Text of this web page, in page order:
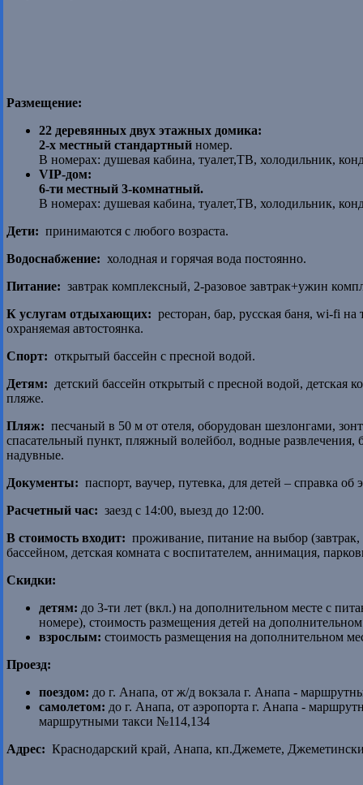
Размещение:
22 деревянных двух этажных домика:
2-х местный стандартный номер.
В номерах: душевая кабина, туалет,ТВ, холодильник,
VIP-дом:
6-ти местный 3-комнатный.
В номерах: душевая кабина, туалет,ТВ, холодильник,
Дети: принимаются с любого возраста.
Водоснабжение: холодная и горячая вода постоянно.
Питание: завтрак комплексный, 2-разовое завтрак+ужин
К услугам отдыхающих: ресторан, бар, русская баня, wi-fi
охраняемая автостоянка.
Спорт: открытый бассейн с пресной водой.
Детям: детский бассейн открытый с пресной водой, детская
пляже.
Пляж: песчаный в 50 м от отеля, оборудован шезлонгами,
спасательный пункт, пляжный волейбол, водные развлечения,
надувные.
Документы: паспорт, ваучер, путевка, для детей – справка
Расчетный час: заезд с 14:00, выезд до 12:00.
В стоимость входит: проживание, питание на выбор (завтрак,
бассейном, детская комната с воспитателем, аннимация,
Скидки:
детям: до 3-ти лет (вкл.) на дополнительном месте с
номере), стоимость размещения детей на
взрослым: стоимость размещения на дополнительном
Проезд:
поездом: до г. Анапа, от ж/д вокзала г. Анапа -
самолетом: до г. Анапа, от аэропорта г. Анапа -
маршрутными такси №114,134
Адрес: Краснодарский край, Анапа, кп.Джемете,